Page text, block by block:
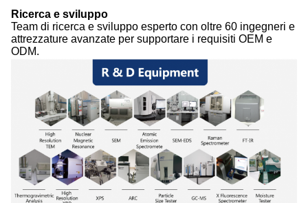
Ricerca e sviluppo
Team di ricerca e sviluppo esperto con oltre 60 ingegneri e
attrezzature avanzate per supportare i requisiti OEM e
ODM.